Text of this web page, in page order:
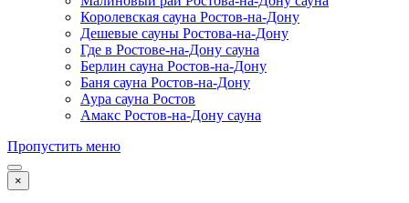
Королевская сауна Ростов-на-Дону
Дешевые сауны Ростова-на-Дону
Где в Ростове-на-Дону сауна
Берлин сауна Ростов-на-Дону
Баня сауна Ростов-на-Дону
Аура сауна Ростов
Амакс Ростов-на-Дону сауна
Пропустить меню
×